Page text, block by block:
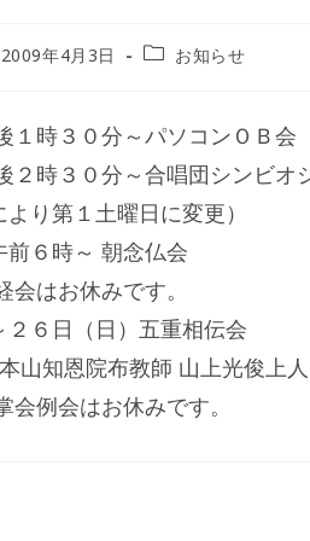
2009年4月3日
投
ゴ
リ
ー:
お知らせ
１時３０分～パソコンＯＢ会
２時３０分～合唱団シンビオ
より第１土曜日に変更）
前６時～ 朝念仏会
はお休みです。
２６日（日）五重相伝会
山知恩院布教師 山上光俊上人
例会はお休みです。